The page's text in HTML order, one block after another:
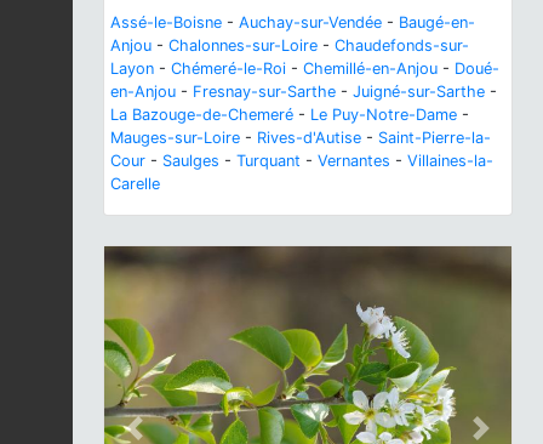
Assé-le-Boisne - Auchay-sur-Vendée - Baugé-en-
Anjou - Chalonnes-sur-Loire - Chaudefonds-sur-
Layon - Chémeré-le-Roi - Chemillé-en-Anjou - Doué-
en-Anjou - Fresnay-sur-Sarthe - Juigné-sur-Sarthe -
La Bazouge-de-Chemeré - Le Puy-Notre-Dame -
Mauges-sur-Loire - Rives-d'Autise - Saint-Pierre-la-
Cour - Saulges - Turquant - Vernantes - Villaines-la-
Carelle
Previous Next